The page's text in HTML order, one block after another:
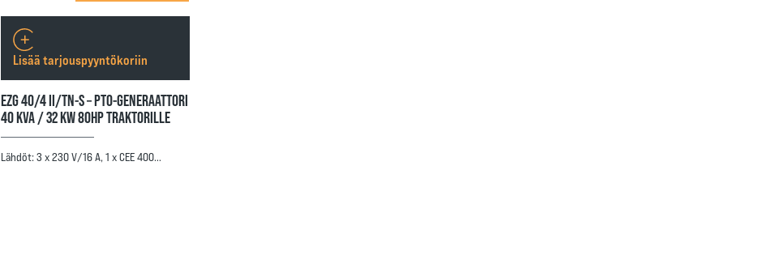
EZG 40/4 II/TN-S – PTO-GENERAATTORI
40 KVA / 32 KW 80HP TRAKTORILLE
Lähdöt: 3 x 230 V/16 A, 1 x CEE 400…
Lisää tarjouspyyntökoriin